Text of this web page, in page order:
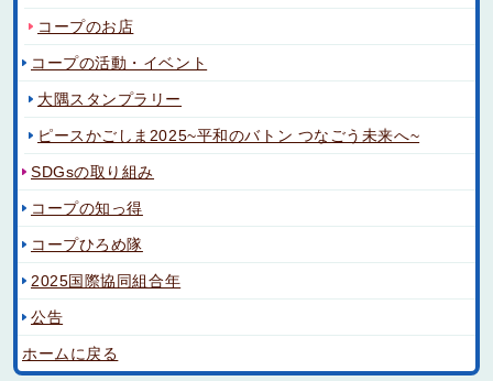
コープのお店
コープの活動・イベント
大隅スタンプラリー
ピースかごしま2025~平和のバトン つなごう未来へ~
SDGsの取り組み
コープの知っ得
コープひろめ隊
2025国際協同組合年
公告
ホームに戻る